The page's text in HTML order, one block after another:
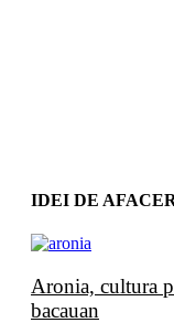
IDEI DE
Aronia, cultura
bacauan